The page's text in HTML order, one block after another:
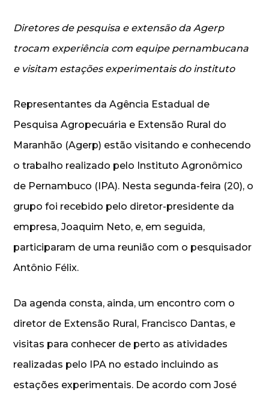
Diretores de pesquisa e extensão da Agerp
trocam experiência com equipe pernambucana
e visitam estações experimentais do instituto
Representantes da Agência Estadual de
Pesquisa Agropecuária e Extensão Rural do
Maranhão (Agerp) estão visitando e conhecendo
o trabalho realizado pelo Instituto Agronômico
de Pernambuco (IPA). Nesta segunda-feira (20), o
grupo foi recebido pelo diretor-presidente da
empresa, Joaquim Neto, e, em seguida,
participaram de uma reunião com o pesquisador
Antônio Félix.
Da agenda consta, ainda, um encontro com o
diretor de Extensão Rural, Francisco Dantas, e
visitas para conhecer de perto as atividades
realizadas pelo IPA no estado incluindo as
estações experimentais. De acordo com José